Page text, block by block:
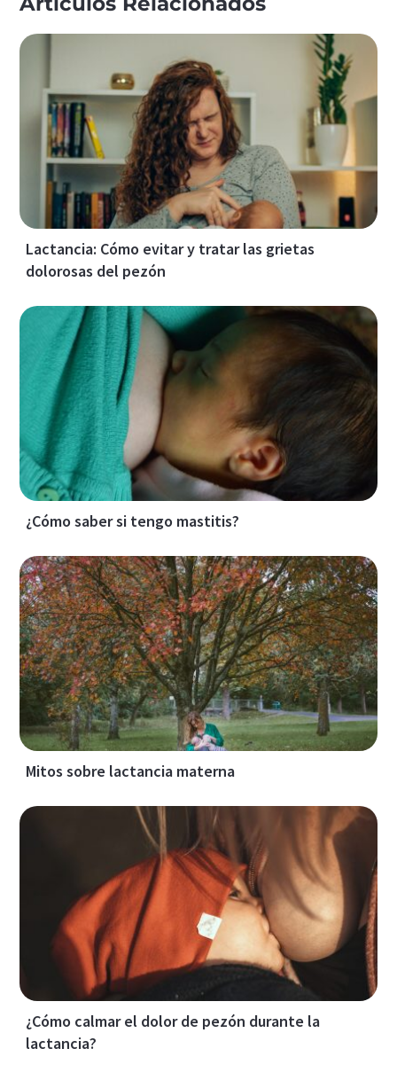
Lactancia: Cómo evitar y tratar las grietas
dolorosas del pezón
¿Cómo saber si tengo mastitis?
Mitos sobre lactancia materna
¿Cómo calmar el dolor de pezón durante la
lactancia?